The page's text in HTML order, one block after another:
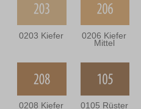
0203 Kiefer 0206 Kiefer
Mittel
0208 Kiefer 0105 Rüster